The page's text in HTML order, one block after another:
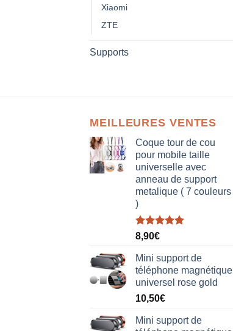
Xiaomi
ZTE
Supports
MEILLEURES VENTES
Coque tour de cou
pour mobile taille
universelle avec
anneau de support
metalique ( 7 couleurs
)
Note5.00
sur 5
8,90€
Mini support de
téléphone magnétique
universel rose gold
10,50€
Mini support de